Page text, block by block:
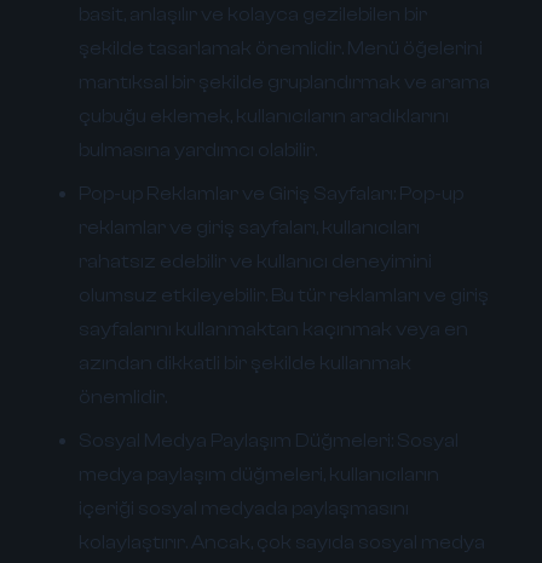
basit, anlaşılır ve kolayca gezilebilen bir
şekilde tasarlamak önemlidir. Menü öğelerini
mantıksal bir şekilde gruplandırmak ve arama
çubuğu eklemek, kullanıcıların aradıklarını
bulmasına yardımcı olabilir.
Pop-up Reklamlar ve Giriş Sayfaları: Pop-up
reklamlar ve giriş sayfaları, kullanıcıları
rahatsız edebilir ve kullanıcı deneyimini
olumsuz etkileyebilir. Bu tür reklamları ve giriş
sayfalarını kullanmaktan kaçınmak veya en
azından dikkatli bir şekilde kullanmak
önemlidir.
Sosyal Medya Paylaşım Düğmeleri: Sosyal
medya paylaşım düğmeleri, kullanıcıların
içeriği sosyal medyada paylaşmasını
kolaylaştırır. Ancak, çok sayıda sosyal medya